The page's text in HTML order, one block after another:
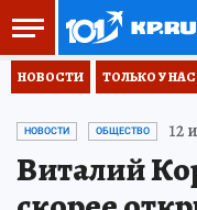
НОВОСТИ ТОЛЬКО У НАС
НОВОСТИ ОБЩЕСТВО 12
Виталий